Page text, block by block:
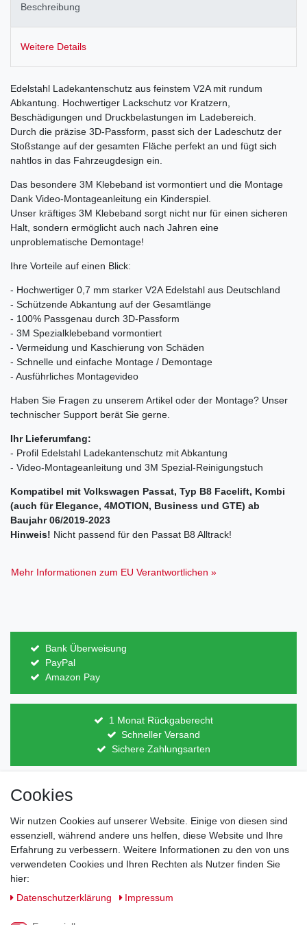
Beschreibung
Weitere Details
Edelstahl Ladekantenschutz aus feinstem V2A mit rundum
Abkantung. Hochwertiger Lackschutz vor Kratzern,
Beschädigungen und Druckbelastungen im Ladebereich.
Durch die präzise 3D-Passform, passt sich der Ladeschutz der
Stoßstange auf der gesamten Fläche perfekt an und fügt sich
nahtlos in das Fahrzeugdesign ein.
Das besondere 3M Klebeband ist vormontiert und die Montage
Dank Video-Montageanleitung ein Kinderspiel.
Unser kräftiges 3M Klebeband sorgt nicht nur für einen sicheren
Halt, sondern ermöglicht auch nach Jahren eine
unproblematische Demontage!
Ihre Vorteile auf einen Blick:
- Hochwertiger 0,7 mm starker V2A Edelstahl aus Deutschland
- Schützende Abkantung auf der Gesamtlänge
- 100% Passgenau durch 3D-Passform
- 3M Spezialklebeband vormontiert
- Vermeidung und Kaschierung von Schäden
- Schnelle und einfache Montage / Demontage
- Ausführliches Montagevideo
Haben Sie Fragen zu unserem Artikel oder der Montage? Unser
technischer Support berät Sie gerne.
Ihr Lieferumfang:
- Profil Edelstahl Ladekantenschutz mit Abkantung
- Video-Montageanleitung und 3M Spezial-Reinigungstuch
Kompatibel mit Volkswagen Passat, Typ B8 Facelift, Kombi
(auch für Elegance, 4MOTION, Business und GTE) ab
Baujahr 06/2019-2023
Hinweis! Nicht passend für den Passat B8 Alltrack!
Mehr Informationen zum EU Verantwortlichen »
Bank Überweisung
PayPal
Amazon Pay
1 Monat Rückgaberecht
Schneller Versand
Sichere Zahlungsarten
Direkt vom Hersteller
Lagerware
Barrierefreiheitserklärung
Cookies
Wir nutzen Cookies auf unserer Website. Einige von diesen sind
essenziell, während andere uns helfen, diese Website und Ihre
Erfahrung zu verbessern. Weitere Informationen zu den von uns
verwendeten Cookies und Ihren Rechten als Nutzer finden Sie
hier:
Daten­schutz­erklärung
Impressum